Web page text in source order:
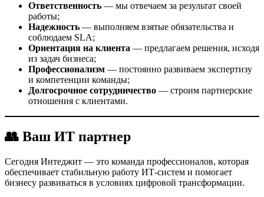
Ответственность — мы отвечаем за результат своей
работы;
Надежность — выполняем взятые обязательства и
соблюдаем SLA;
Ориентация на клиента — предлагаем решения, исходя
из задач бизнеса;
Профессионализм — постоянно развиваем экспертизу
и компетенции команды;
Долгосрочное сотрудничество — строим партнерские
отношения с клиентами.
👥 Ваш ИТ партнер
Сегодня Интеджит — это команда профессионалов, которая
обеспечивает стабильную работу ИТ-систем и помогает
бизнесу развиваться в условиях цифровой трансформации.